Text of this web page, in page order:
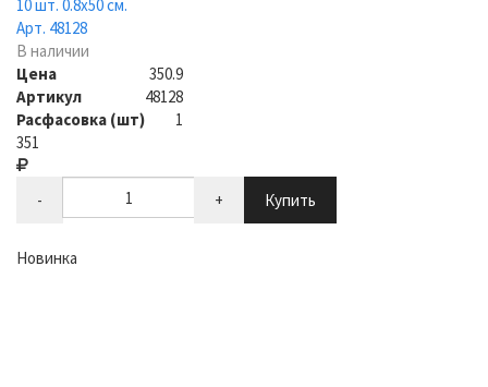
10 шт. 0.8х50 см.
Арт. 48128
В наличии
Цена
350.9
Артикул
48128
Расфасовка (шт)
1
351
- + Купить
Новинка